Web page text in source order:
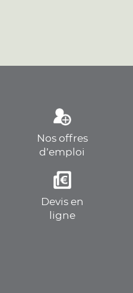
Nos offres
d’emploi
Devis en
ligne